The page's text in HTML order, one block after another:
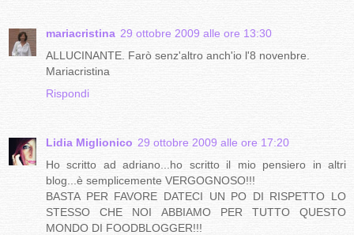
mariacristina 29 ottobre 2009 alle ore 13:30
ALLUCINANTE. Farò senz'altro anch'io l'8 novenbre.
Mariacristina
Rispondi
Lidia Miglionico 29 ottobre 2009 alle ore 17:20
Ho scritto ad adriano...ho scritto il mio pensiero in altri
blog...è semplicemente VERGOGNOSO!!!
BASTA PER FAVORE DATECI UN PO DI RISPETTO LO
STESSO CHE NOI ABBIAMO PER TUTTO QUESTO
MONDO DI FOODBLOGGER!!!